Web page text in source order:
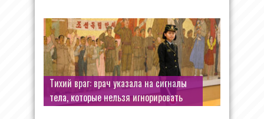
Тихий враг: врач указала на сигналы
тела, которые нельзя игнорировать